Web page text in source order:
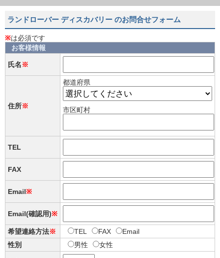
ランドローバー ディスカバリー のお問合せフォーム
※は必須です
お客様情報
氏名※
住所※
都道府県
市区町村
TEL
FAX
Email※
Email(確認用)※
希望連絡方法※ TEL FAX
Email
性別
男性 女性